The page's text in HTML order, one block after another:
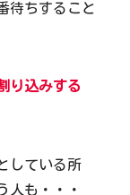
待ちすること
り込みする
している所
人も・・・